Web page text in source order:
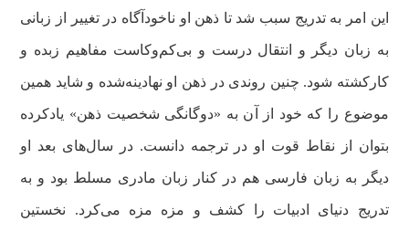
این امر به تدریج سبب شد تا ذهن او ناخودآگاه در تغییر از زبانی
به زبان دیگر و انتقال درست و بی‌کم‌وکاست مفاهیم زبده و
کارکشته شود. چنین روندی در ذهن او نهادینه‌شده و شاید همین
موضوع را که خود از آن به «دوگانگی شخصیت ذهن» یادکرده
بتوان از نقاط قوت او در ترجمه دانست. در سال‌های بعد او
دیگر به زبان فارسی هم در کنار زبان مادری مسلط بود و به
تدریج دنیای ادبیات را کشف و مزه مزه می‌کرد. نخستین